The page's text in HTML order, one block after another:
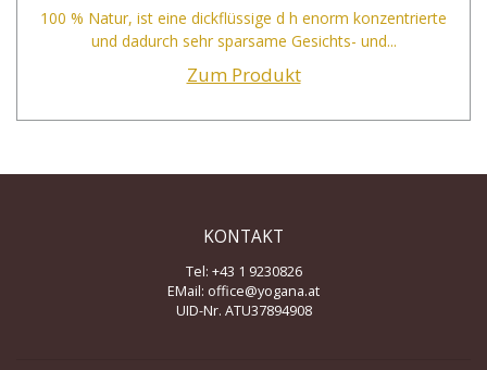
100 % Natur, ist eine dickflüssige d h enorm konzentrierte
und dadurch sehr sparsame Gesichts- und...
Zum Produkt
KONTAKT
Tel: +43 1 9230826
EMail: office@yogana.at
UID-Nr. ATU37894908